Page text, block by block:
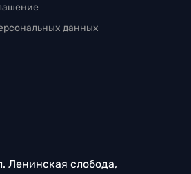
данных
Ленинская слобода,